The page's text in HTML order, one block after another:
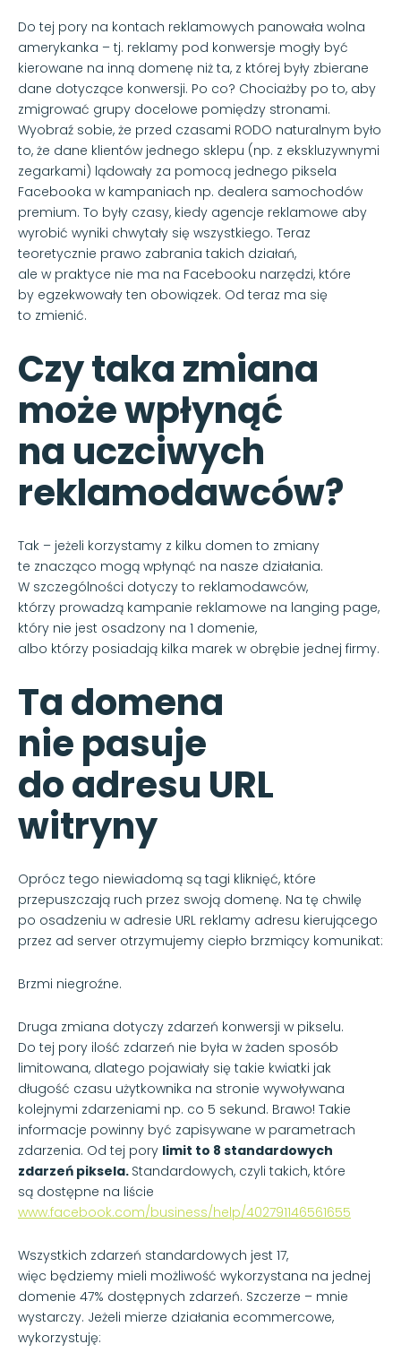
Do tej pory na kontach reklamowych panowała wolna
amerykanka – tj. reklamy pod konwersje mogły być
kierowane na inną domenę niż ta, z której były zbierane
dane dotyczące konwersji. Po co? Chociażby po to, aby
zmigrować grupy docelowe pomiędzy stronami.
Wyobraź sobie, że przed czasami RODO naturalnym było
to, że dane klientów jednego sklepu (np. z ekskluzywnymi
zegarkami) lądowały za pomocą jednego piksela
Facebooka w kampaniach np. dealera samochodów
premium. To były czasy, kiedy agencje reklamowe aby
wyrobić wyniki chwytały się wszystkiego. Teraz
teoretycznie prawo zabrania takich działań,
ale w praktyce nie ma na Facebooku narzędzi, które
by egzekwowały ten obowiązek. Od teraz ma się
to zmienić.
Czy taka zmiana
może wpłynąć
na uczciwych
reklamodawców?
Tak – jeżeli korzystamy z kilku domen to zmiany
te znacząco mogą wpłynąć na nasze działania.
W szczególności dotyczy to reklamodawców,
którzy prowadzą kampanie reklamowe na langing page,
który nie jest osadzony na 1 domenie,
albo którzy posiadają kilka marek w obrębie jednej firmy.
Ta domena
nie pasuje
do adresu URL
witryny
Oprócz tego niewiadomą są tagi kliknięć, które
przepuszczają ruch przez swoją domenę. Na tę chwilę
po osadzeniu w adresie URL reklamy adresu kierującego
przez ad server otrzymujemy ciepło brzmiący komunikat:
Brzmi niegroźne.
Druga zmiana dotyczy zdarzeń konwersji w pikselu.
Do tej pory ilość zdarzeń nie była w żaden sposób
limitowana, dlatego pojawiały się takie kwiatki jak
długość czasu użytkownika na stronie wywoływana
kolejnymi zdarzeniami np. co 5 sekund. Brawo! Takie
informacje powinny być zapisywane w parametrach
zdarzenia. Od tej pory limit to 8 standardowych
zdarzeń piksela. Standardowych, czyli takich, które
są dostępne na liście
www.facebook.com/business/help/402791146561655
Wszystkich zdarzeń standardowych jest 17,
więc będziemy mieli możliwość wykorzystana na jednej
domenie 47% dostępnych zdarzeń. Szczerze – mnie
wystarczy. Jeżeli mierze działania ecommercowe,
wykorzystuję: